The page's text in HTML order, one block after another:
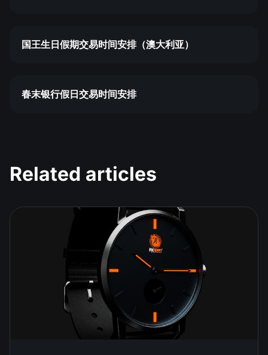
国王生日假期交易时间安排（澳大利亚）
春末银行假日交易时间安排
Related articles